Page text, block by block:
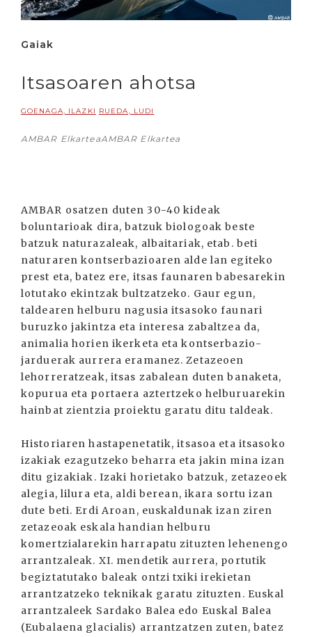
Gaiak
Itsasoaren ahotsa
GOENAGA, ILAZKI RUEDA, LUDI
AMBAR ElkarteaAMBAR Elkartea
AMBAR osatzen duten 30-40 kideak
boluntarioak dira, batzuk biologoak beste
batzuk naturazaleak, albaitariak, etab. beti
naturaren kontserbazioaren alde lan egiteko
prest eta, batez ere, itsas faunaren babesarekin
lotutako ekintzak bultzatzeko. Gaur egun,
taldearen helburu nagusia itsasoko faunari
buruzko jakintza eta interesa zabaltzea da,
animalia horien ikerketa eta kontserbazio-
jarduerak aurrera eramanez. Zetazeoen
lehorreratzeak, itsas zabalean duten banaketa,
kopurua eta portaera aztertzeko helburuarekin
hainbat zientzia proiektu garatu ditu taldeak.
Historiaren hastapenetatik, itsasoa eta itsasoko
izakiak ezagutzeko beharra eta jakin mina izan
ditu gizakiak. Izaki horietako batzuk, zetazeoek
alegia, lilura eta, aldi berean, ikara sortu izan
dute beti. Erdi Aroan, euskaldunak izan ziren
zetazeoak eskala handian helburu
komertzialarekin harrapatu zituzten lehenengo
arrantzaleak. XI. mendetik aurrera, portutik
begiztatutako baleak ontzi txiki irekietan
arrantzatzeko teknikak garatu zituzten. Euskal
arrantzaleek Sardako Balea edo Euskal Balea
(Eubalaena glacialis) arrantzatzen zuten, batez